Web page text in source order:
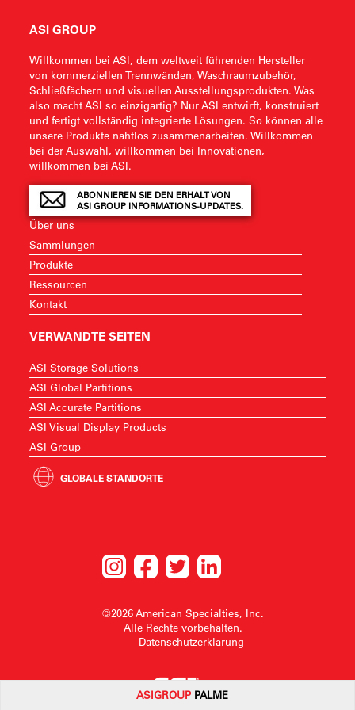
ASIGROUP PALME
ASI GROUP
Willkommen bei ASI, dem weltweit führenden Hersteller
von kommerziellen Trennwänden, Waschraumzubehör,
Schließfächern und visuellen Ausstellungsprodukten. Was
also macht ASI so einzigartig? Nur ASI entwirft, konstruiert
und fertigt vollständig integrierte Lösungen. So können alle
unsere Produkte nahtlos zusammenarbeiten. Willkommen
bei der Auswahl, willkommen bei Innovationen,
willkommen bei ASI.
ABONNIEREN SIE DEN ERHALT VON
ASI GROUP INFORMATIONS-UPDATES.
Über uns
Sammlungen
Produkte
Ressourcen
Kontakt
VERWANDTE SEITEN
ASI Storage Solutions
ASI Global Partitions
ASI Accurate Partitions
ASI Visual Display Products
ASI Group
GLOBALE STANDORTE
©2026 American Specialties, Inc.
Alle Rechte vorbehalten.
Datenschutzerklärung